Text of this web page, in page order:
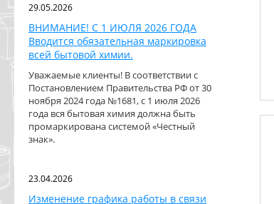
29.05.2026
ВНИМАНИЕ! С 1 ИЮЛЯ 2026 ГОДА
Вводится обязательная маркировка
всей бытовой химии.
Уважаемые клиенты! В соответствии с
Постановлением Правительства РФ от 30
ноября 2024 года №1681, с 1 июля 2026
года вся бытовая химия должна быть
промаркирована системой «Честный
знак».
23.04.2026
Изменение графика работы в связи